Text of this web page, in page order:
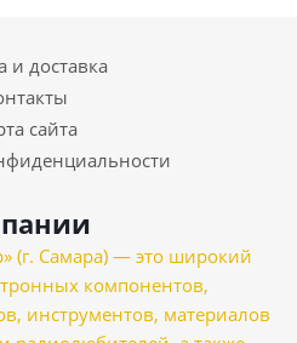
и доставка
сайта
(г. Самара) — это широкий
компонентов,
инструментов, материалов